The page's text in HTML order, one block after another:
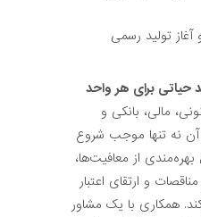
آغاز تولید رسمی
حیاتی برای هر واحد
مالی، بانکی و
آن نه تنها موجب شروع
بهره‌مندی از معافیت‌ها،
و ارتقای اعتبار
همکاری با یک مشاور